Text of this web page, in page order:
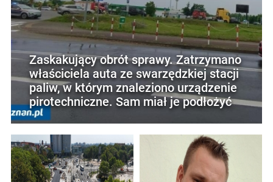
Zaskakujący obrót sprawy. Zatrzymano
właściciela auta ze swarzędzkiej stacji
paliw, w którym znaleziono urządzenie
pirotechniczne. Sam miał je podłożyć